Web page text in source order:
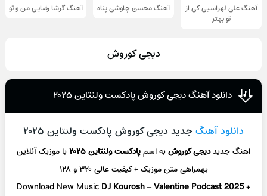
آهنگ علی لهراسبی کی از
تو ‌بهتر
آهنگ محسن چاوشی پناه آهنگ گرشا رضایی من و تو
دیجی کوروش
دانلود آهنگ دیجی کوروش پادکست ولنتاین ۲۰۲۵
دانلود آهنگ جدید دیجی کوروش پادکست ولنتاین ۲۰۲۵
اهنگ جدیددیجی کوروشبه اسمپادکست ولنتاین ۲۰۲۵
با موزیک آنلاین
بهمراهی متن موزیک + کیفیت عالی ۳۲۰ و ۱۲۸
Download New Music DJ Kourosh–Valentine Podcast 2025+